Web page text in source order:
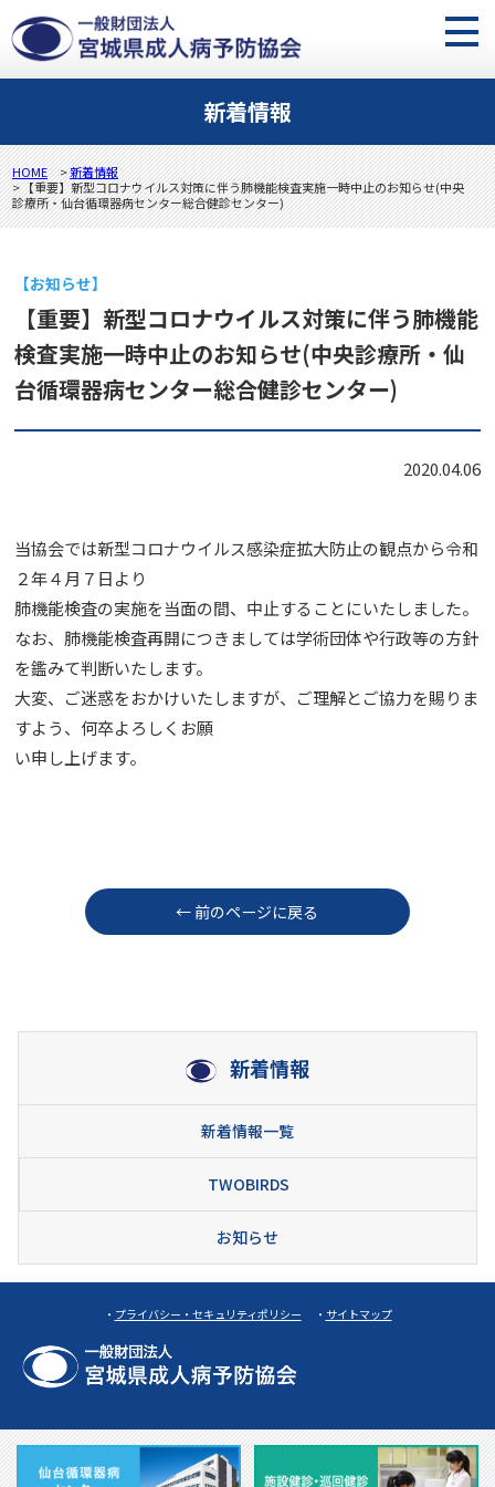
新着情報
HOME >新着情報
> 【重要】新型コロナウイルス対策に伴う肺機能検査実施一時中止のお知らせ(中央
診療所・仙台循環器病センター総合健診センター)
【お知らせ】
【重要】新型コロナウイルス対策に伴う肺機能
検査実施一時中止のお知らせ(中央診療所・仙
台循環器病センター総合健診センター)
2020.04.06
当協会では新型コロナウイルス感染症拡大防止の観点から令和
２年４月７日より
肺機能検査の実施を当面の間、中止することにいたしました。
なお、肺機能検査再開につきましては学術団体や行政等の方針
を鑑みて判断いたします。
大変、ご迷惑をおかけいたしますが、ご理解とご協力を賜りま
すよう、何卒よろしくお願
い申し上げます。
← 前のページに戻る
新着情報
新着情報一覧
TWOBIRDS
お知らせ
・ プライバシー・セキュリティポリシー ・ サイトマップ